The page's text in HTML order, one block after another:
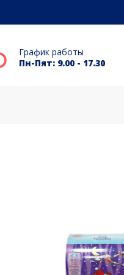
График работы
Пн-Пят: 9.00 - 17.30